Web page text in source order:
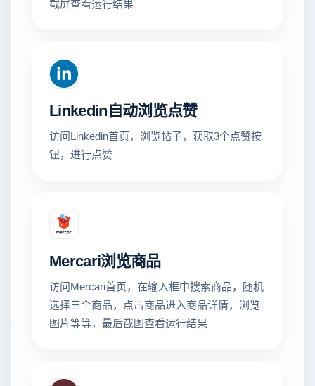
截屏查看运行结果
Linkedin自动浏览点赞
访问Linkedin首页，浏览帖子，获取3个点赞按
钮，进行点赞
Mercari浏览商品
访问Mercari首页，在输入框中搜索商品，随机
选择三个商品，点击商品进入商品详情，浏览
图片等等，最后截图查看运行结果